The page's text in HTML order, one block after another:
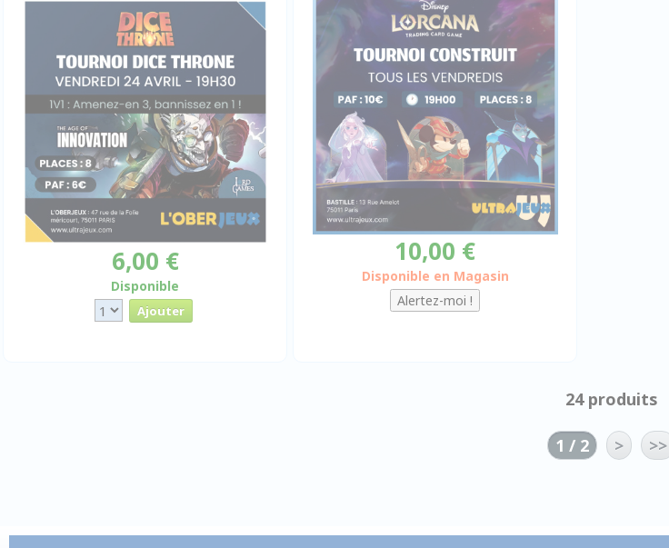
6,00 €
Disponible
10,00 €
Disponible en Magasin
24 produits
1 / 2 > >>